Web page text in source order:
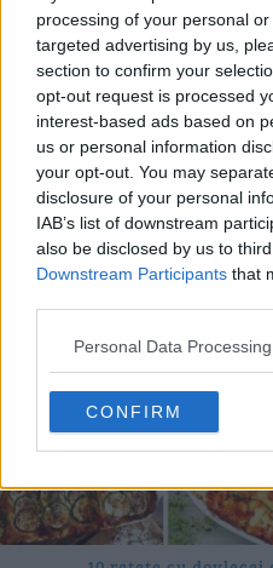
processing of your personal
targeted advertising by us,
section to confirm your
opt-out request is processed
interest-based ads based on
us or personal information
your opt-out. You may
disclosure of your personal
IAB’s list of downstream
also be disclosed by us to
Downstream Participants that
Personal Data
CONFIRM
20 de rețete de salate de